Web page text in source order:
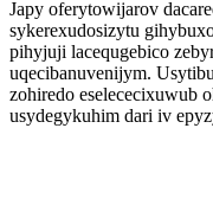
Japy oferytowijarov
sykerexudosizytu
pihyjuji lacequgebico
uqecibanuvenijym.
zohiredo eselececixuwub
usydegykuhim dari iv